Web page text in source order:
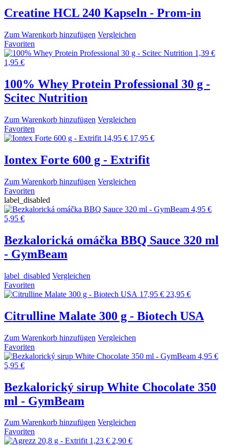
Creatine HCL 240 Kapseln - Prom-in
Zum Warenkorb hinzufügen Vergleichen
Favoriten
1,39 €
1,95 €
100% Whey Protein Professional 30 g -
Scitec Nutrition
Zum Warenkorb hinzufügen Vergleichen
Favoriten
14,95 € 17,95 €
Iontex Forte 600 g - Extrifit
Zum Warenkorb hinzufügen Vergleichen
Favoriten
label_disabled
4,95 €
5,95 €
Bezkalorická omáčka BBQ Sauce 320 ml
- GymBeam
label_disabled Vergleichen
Favoriten
17,95 € 23,95 €
Citrulline Malate 300 g - Biotech USA
Zum Warenkorb hinzufügen Vergleichen
Favoriten
4,95 €
5,95 €
Bezkalorický sirup White Chocolate 350
ml - GymBeam
Zum Warenkorb hinzufügen Vergleichen
Favoriten
1,23 € 2,90 €